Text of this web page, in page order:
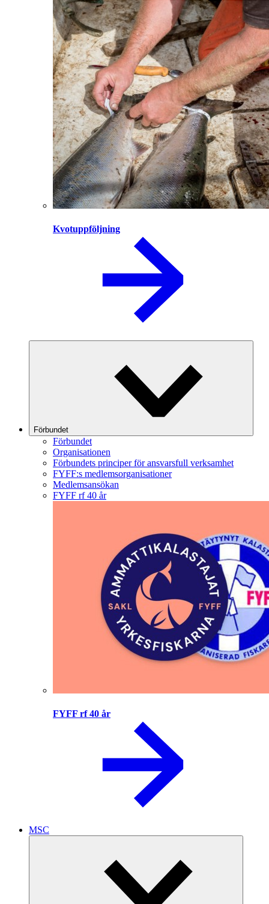
Kvotuppföljning
Förbundet
Förbundet
Organisationen
Förbundets principer för ansvarsfull verksamhet
FYFF:s medlemsorganisationer
Medlemsansökan
FYFF rf 40 år
FYFF rf 40 år
MSC